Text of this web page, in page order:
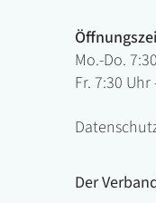
Mo.-Do.
Fr. 7:30
Der